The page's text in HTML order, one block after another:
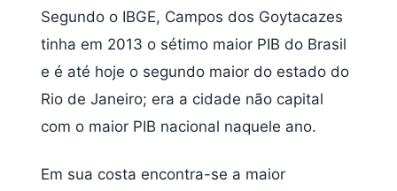
Segundo o IBGE, Campos dos Goytacazes
tinha em 2013 o sétimo maior PIB do Brasil
e é até hoje o segundo maior do estado do
Rio de Janeiro; era a cidade não capital
com o maior PIB nacional naquele ano.
Em sua costa encontra-se a maior